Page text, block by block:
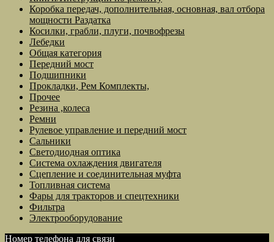
Коробка передач, дополнительная, основная, вал отбора
мощности Раздатка
Косилки, грабли, плуги, почвофрезы
Лебедки
Общая категория
Передний мост
Подшипники
Прокладки, Рем Комплекты,
Прочее
Резина ,колеса
Ремни
Рулевое управление и передний мост
Сальники
Светодиодная оптика
Система охлаждения двигателя
Сцепление и соединительная муфта
Топливная система
Фары для тракторов и спецтехники
Фильтра
Электрооборудование
Номер телефона для связи